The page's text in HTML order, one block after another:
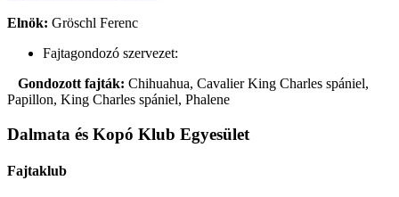
Elnök: Gröschl Ferenc
Fajtagondozó szervezet:
Gondozott fajták: Chihuahua, Cavalier King Charles spániel,
Papillon, King Charles spániel, Phalene
Dalmata és Kopó Klub Egyesület
Fajtaklub